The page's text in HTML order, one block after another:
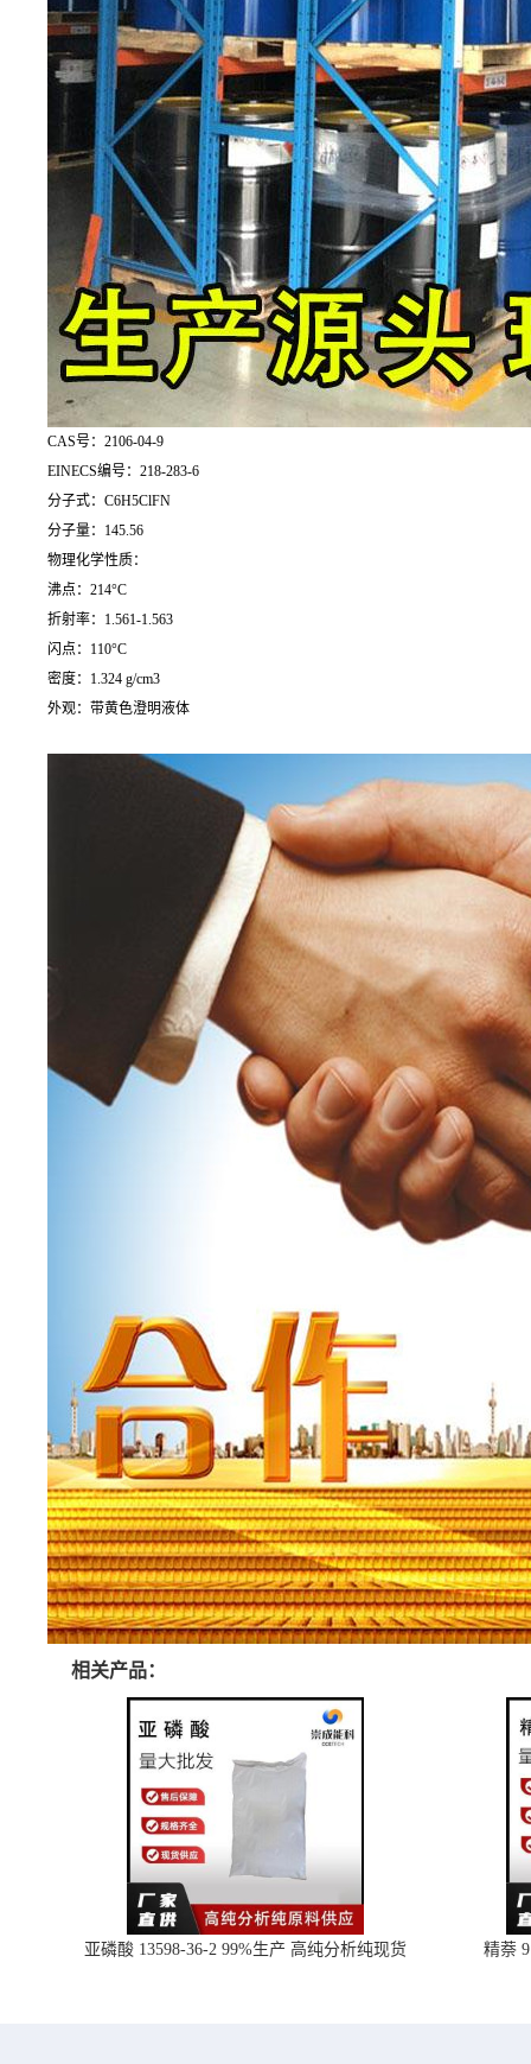
CAS号：2106-04-9
EINECS编号：218-283-6
分子式：C6H5ClFN
分子量：145.56
物理化学性质：
沸点：214°C
折射率：1.561-1.563
闪点：110°C
密度：1.324 g/cm3
外观：带黄色澄明液体
相关产品：
亚磷酸 13598-36-2 99%生产 高纯分析纯现货 精萘